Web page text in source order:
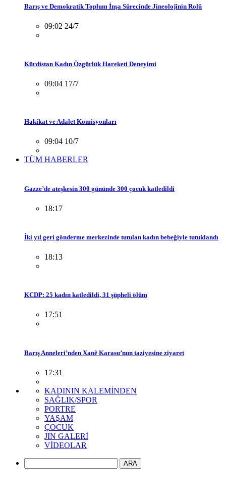
Barış ve Demokratik Toplum İnşa Sürecinde Jineolojînin Rolü
09:02 24/7
Kürdistan Kadın Özgürlük Hareketi Deneyimi
09:04 17/7
Hakikat ve Adalet Komisyonları
09:04 10/7
TÜM HABERLER
Gazze’de ateşkesin 300 gününde 300 çocuk katledildi
18:17
İki yıl geri gönderme merkezinde tutulan kadın bebeğiyle tutuklandı
18:13
KCDP: 25 kadın katledildi, 31 şüpheli ölüm
17:51
Barış Anneleri’nden Xanê Karasu’nun taziyesine ziyaret
17:31
KADININ KALEMİNDEN
SAĞLIK/SPOR
PORTRE
YAŞAM
ÇOCUK
JIN GALERİ
VİDEOLAR
ARA